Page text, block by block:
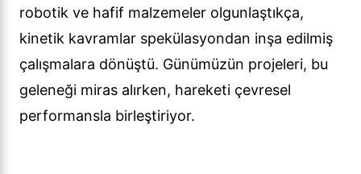
robotik ve hafif malzemeler olgunlaştıkça,
kinetik kavramlar spekülasyondan inşa edilmiş
çalışmalara dönüştü. Günümüzün projeleri, bu
geleneği miras alırken, hareketi çevresel
performansla birleştiriyor.